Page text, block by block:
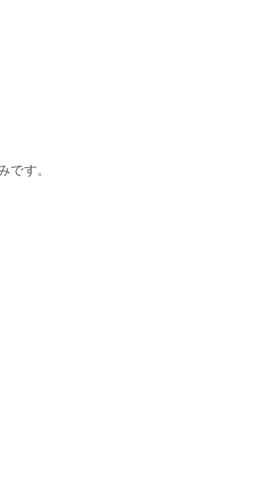
です。